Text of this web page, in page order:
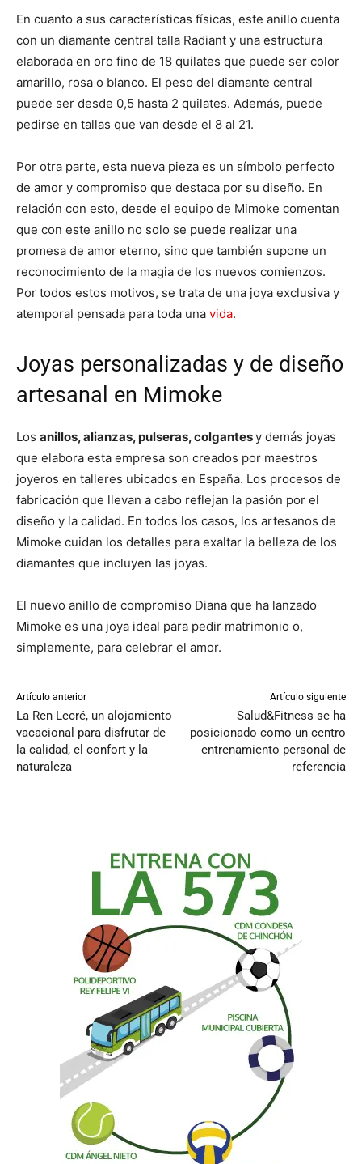
En cuanto a sus características físicas, este anillo cuenta
con un diamante central talla Radiant y una estructura
elaborada en oro fino de 18 quilates que puede ser color
amarillo, rosa o blanco. El peso del diamante central
puede ser desde 0,5 hasta 2 quilates. Además, puede
pedirse en tallas que van desde el 8 al 21.
Por otra parte, esta nueva pieza es un símbolo perfecto
de amor y compromiso que destaca por su diseño. En
relación con esto, desde el equipo de Mimoke comentan
que con este anillo no solo se puede realizar una
promesa de amor eterno, sino que también supone un
reconocimiento de la magia de los nuevos comienzos.
Por todos estos motivos, se trata de una joya exclusiva y
atemporal pensada para toda una vida.
Joyas personalizadas y de diseño
artesanal en Mimoke
Los anillos, alianzas, pulseras, colgantesy demás joyas
que elabora esta empresa son creados por maestros
joyeros en talleres ubicados en España. Los procesos de
fabricación que llevan a cabo reflejan la pasión por el
diseño y la calidad. En todos los casos, los artesanos de
Mimoke cuidan los detalles para exaltar la belleza de los
diamantes que incluyen las joyas.
El nuevo anillo de compromiso Diana que ha lanzado
Mimoke es una joya ideal para pedir matrimonio o,
simplemente, para celebrar el amor.
Artículo anterior
La Ren Lecré, un alojamiento
vacacional para disfrutar de
la calidad, el confort y la
naturaleza
Artículo siguiente
Salud&Fitness se ha
posicionado como un centro
entrenamiento personal de
referencia